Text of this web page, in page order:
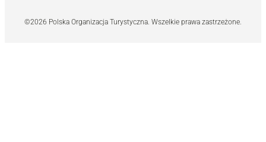
©2026 Polska Organizacja Turystyczna. Wszelkie prawa zastrzeżone.